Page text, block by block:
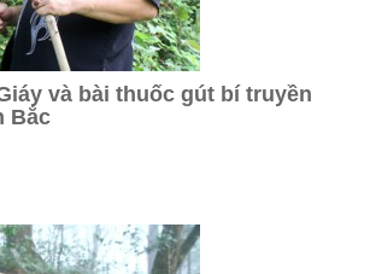
và bài thuốc gút bí truyền
Bắc